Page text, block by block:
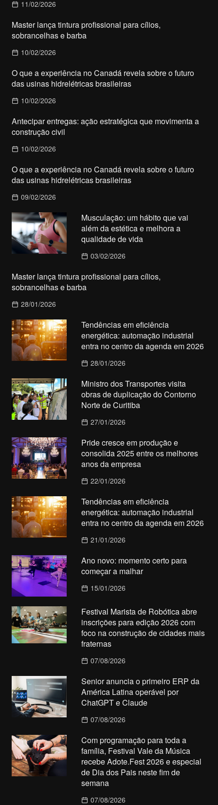
11/02/2026
Master lança tintura profissional para cílios,
sobrancelhas e barba
10/02/2026
O que a experiência no Canadá revela sobre o futuro
das usinas hidrelétricas brasileiras
10/02/2026
Antecipar entregas: ação estratégica que movimenta a
construção civil
10/02/2026
O que a experiência no Canadá revela sobre o futuro
das usinas hidrelétricas brasileiras
09/02/2026
Musculação: um hábito que vai
além da estética e melhora a
qualidade de vida
03/02/2026
Master lança tintura profissional para cílios,
sobrancelhas e barba
28/01/2026
Tendências em eficiência
energética: automação industrial
entra no centro da agenda em 2026
28/01/2026
Ministro dos Transportes visita
obras de duplicação do Contorno
Norte de Curitiba
27/01/2026
Pride cresce em produção e
consolida 2025 entre os melhores
anos da empresa
22/01/2026
Tendências em eficiência
energética: automação industrial
entra no centro da agenda em 2026
21/01/2026
Ano novo: momento certo para
começar a malhar
15/01/2026
Festival Marista de Robótica abre
inscrições para edição 2026 com
foco na construção de cidades mais
fraternas
07/08/2026
Senior anuncia o primeiro ERP da
América Latina operável por
ChatGPT e Claude
07/08/2026
Com programação para toda a
família, Festival Vale da Música
recebe Adote.Fest 2026 e especial
de Dia dos Pais neste fim de
semana
07/08/2026